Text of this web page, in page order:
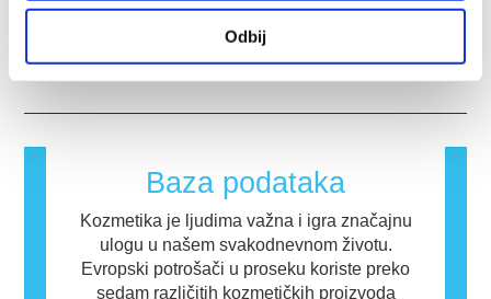
Odbij
pokrivaju sve potencijalne rizike, uključujući i
potencijalne endokrine poremećaje.
testiranje na životinjama u cilju procene
bezbednosti kozmetičkih sastojaka i
proizvoda.
Alergijska reakcija se javlja kada imuni sistem
osobe reaguje na supstance koje su
alergeni za neke ljude. To ne znači da
proizvod nije bezbedan za druge ljude.
Baza podataka
Kozmetika je ljudima važna i igra značajnu
ulogu u našem svakodnevnom životu.
Evropski potrošači u proseku koriste preko
sedam različitih kozmetičkih proizvoda